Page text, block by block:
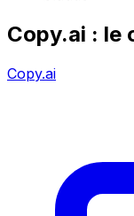
Copy.ai : le
Copy.ai